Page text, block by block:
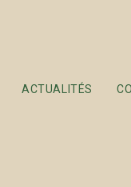
ACTUALITÉS